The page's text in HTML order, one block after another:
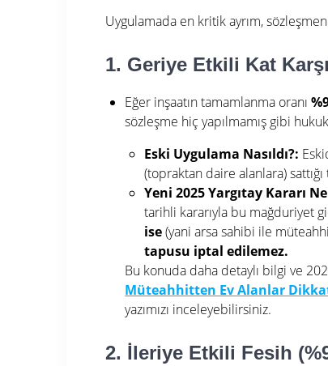
Uygulamada en kritik ayrım,
1. Geriye Etkili Kat
Eğer inşaatın tamamlanma oranı
sözleşme hiç yapılmamış gibi
Eski Uygulama Nasıldı?:
(topraktan daire alanlara)
Yeni 2025 Yargıtay Kararı
tarihli kararıyla bu mağduriyet
ise(yani arsa sahibi ile
tapusu iptal edilemez.
Bu konuda daha detaylı bilgi ve
Müteahhitten Ev Alanlar
yazımızı inceleyebilirsiniz.
2. İleriye Etkili Fesih